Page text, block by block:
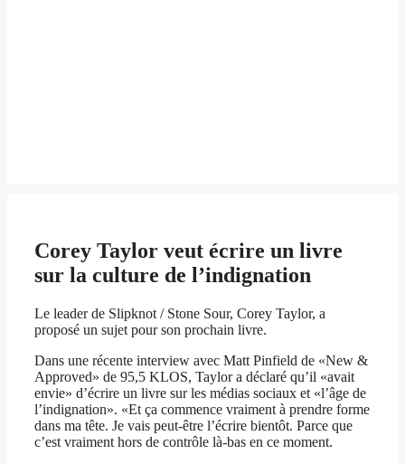
Corey Taylor veut écrire un livre
sur la culture de l’indignation
Le leader de Slipknot / Stone Sour, Corey Taylor, a
proposé un sujet pour son prochain livre.
Dans une récente interview avec Matt Pinfield de «New &
Approved» de 95,5 KLOS, Taylor a déclaré qu’il «avait
envie» d’écrire un livre sur les médias sociaux et «l’âge de
l’indignation». «Et ça commence vraiment à prendre forme
dans ma tête. Je vais peut-être l’écrire bientôt. Parce que
c’est vraiment hors de contrôle là-bas en ce moment.